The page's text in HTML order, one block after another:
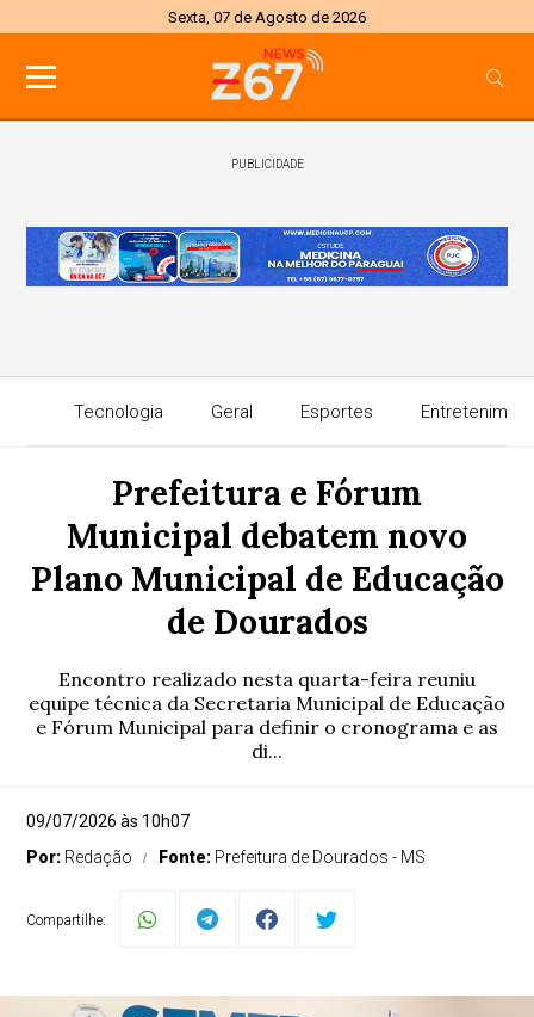
Sexta, 07 de Agosto de 2026
PUBLICIDADE
Tecnologia Geral Esportes
Prefeitura e Fórum
Municipal debatem novo
Plano Municipal de Educação
de Dourados
Encontro realizado nesta quarta-feira reuniu
equipe técnica da Secretaria Municipal de Educação
e Fórum Municipal para definir o cronograma e as
di...
09/07/2026 às 10h07
Por: Redação Fonte: Prefeitura de Dourados - MS
Compartilhe: